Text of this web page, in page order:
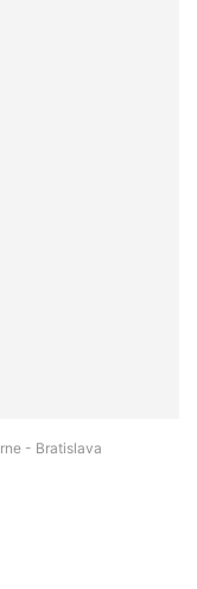
- Bratislava